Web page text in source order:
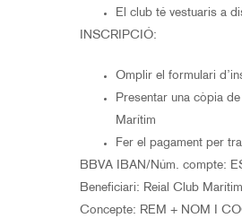
El club té vestuaris a
INSCRIPCIÓ:
Omplir el formulari
Presentar una còpia
Marítim
Fer el pagament per
BBVA IBAN/Núm. compte:
Beneficiari: Reial Club
Concepte: REM + NOM I